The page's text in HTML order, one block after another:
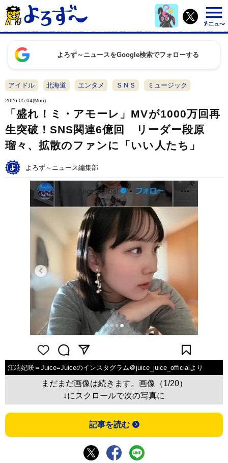
よろず～ニュースをGoogle検索でフォローする
アイドル 北海道 エンタメ ＳＮＳ ミュージック
2026.05.04(Mon)
「盛れ！ミ・アモーレ」MVが1000万回再
生突破！SNS関連6億回 リーダー段原
瑠々、拡散のファンに「いい人たち」
よろず～ニュース編集部
江端妃咲＝Juice=Juiceのインスタグラム＠juice_juice_officialより
まだまだ画像は続きます。画像（1/20）
↓にスクロールで次の写真に
記事を読む